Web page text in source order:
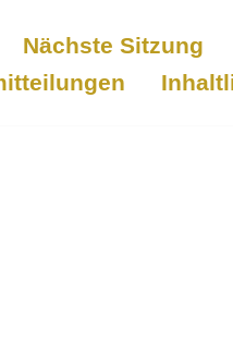
Nächste Sitzung